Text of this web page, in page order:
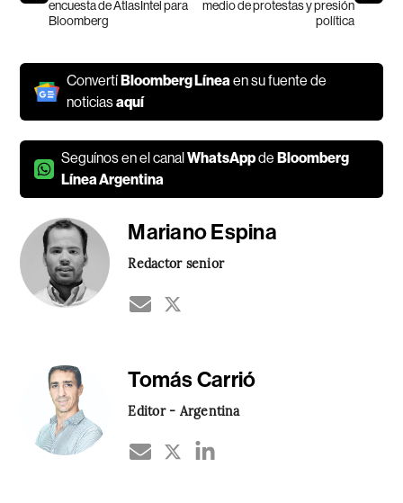
encuesta de AtlasIntel para
Bloomberg
medio de protestas y presión
política
ConvertíBloomberg Líneaen su fuente de
noticiasaquí
Seguínos en el canalWhatsAppdeBloomberg
Línea Argentina
Mariano Espina
Redactor senior
Tomás Carrió
Editor - Argentina